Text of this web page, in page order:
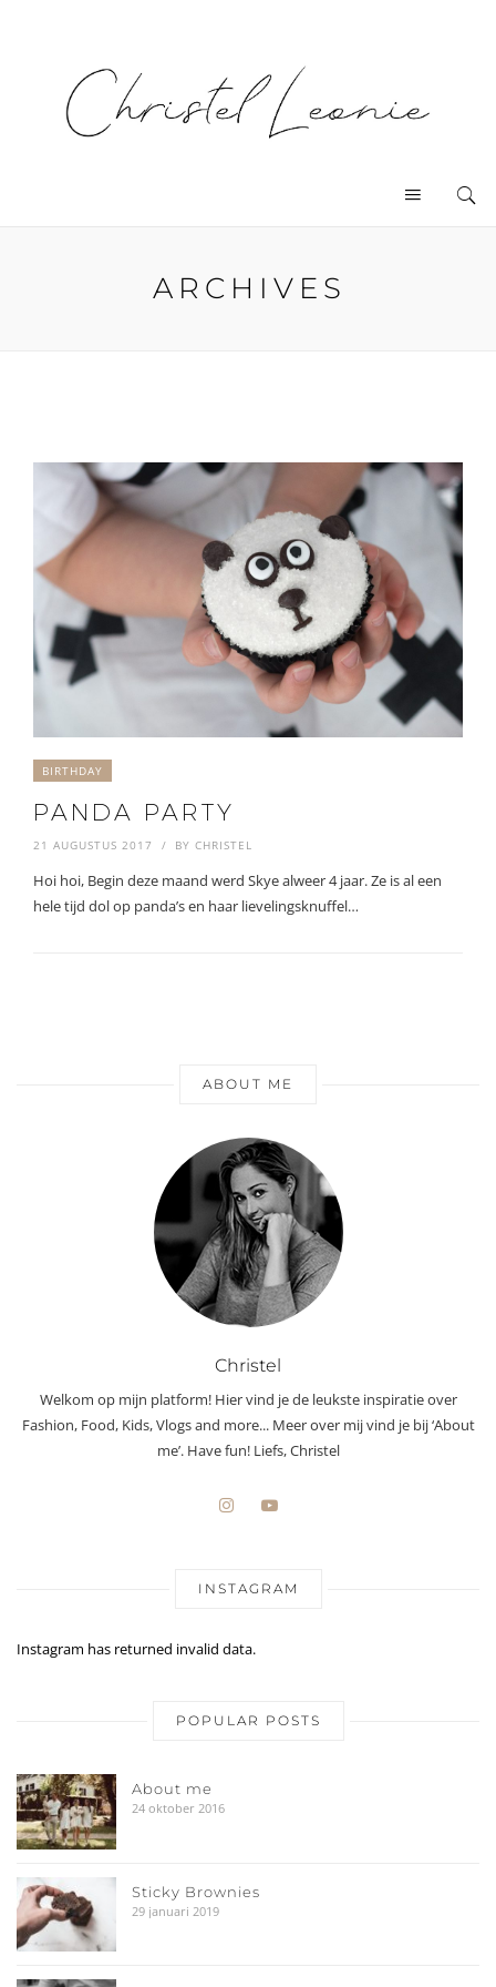
ARCHIVES
BIRTHDAY
PANDA PARTY
21 AUGUSTUS 2017 BY CHRISTEL
Hoi hoi, Begin deze maand werd Skye alweer 4 jaar. Ze is al een
hele tijd dol op panda’s en haar lievelingsknuffel…
ABOUT ME
Christel
Welkom op mijn platform! Hier vind je de leukste inspiratie over
Fashion, Food, Kids, Vlogs and more... Meer over mij vind je bij ‘About
me’. Have fun! Liefs, Christel
INSTAGRAM
Instagram has returned invalid data.
POPULAR POSTS
About me
24 oktober 2016
Sticky Brownies
29 januari 2019